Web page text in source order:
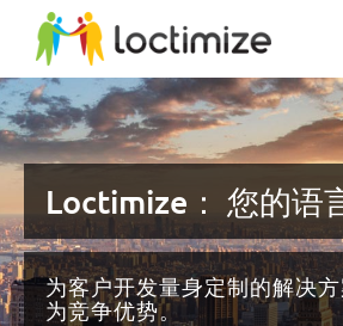
Skip to main content
Loctimize： 您的语
为客户开发量身定制的解决
为竞争优势。